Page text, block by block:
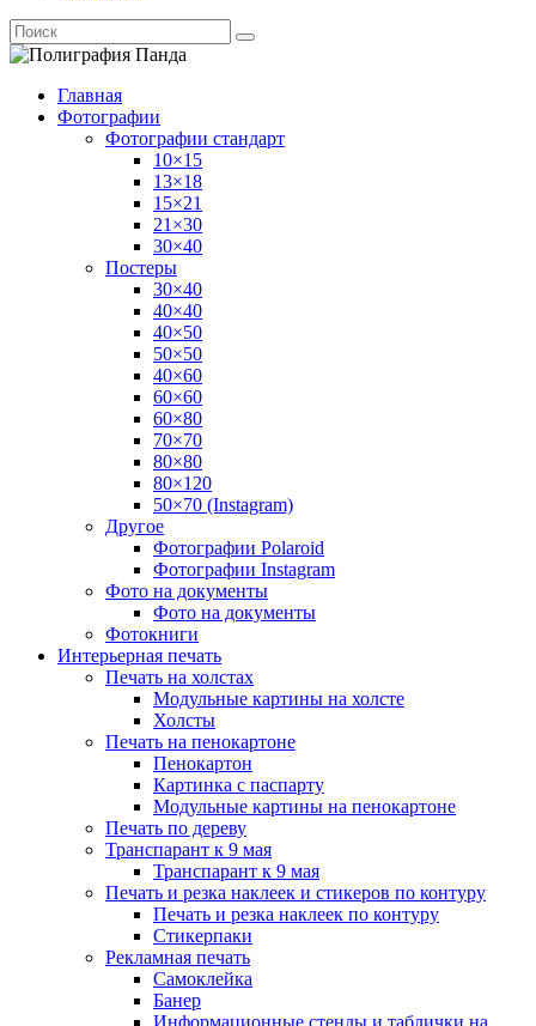
Главная
Фотографии
Фотографии стандарт
10×15
13×18
15×21
21×30
30×40
Постеры
30×40
40×40
40×50
50×50
40×60
60×60
60×80
70×70
80×80
80×120
50×70 (Instagram)
Другое
Фотографии Polaroid
Фотографии Instagram
Фото на документы
Фото на документы
Фотокниги
Интерьерная печать
Печать на холстах
Модульные картины на холсте
Холсты
Печать на пенокартоне
Пенокартон
Картинка с паспарту
Модульные картины на пенокартоне
Печать по дереву
Транспарант к 9 мая
Транспарант к 9 мая
Печать и резка наклеек и стикеров по контуру
Печать и резка наклеек по контуру
Стикерпаки
Рекламная печать
Самоклейка
Банер
Информационные стенды и таблички на